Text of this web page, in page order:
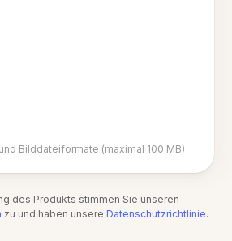
Bilddateiformate (maximal 100 MB)
des Produkts stimmen Sie unseren
zu und haben unsere Datenschutzrichtlinie.